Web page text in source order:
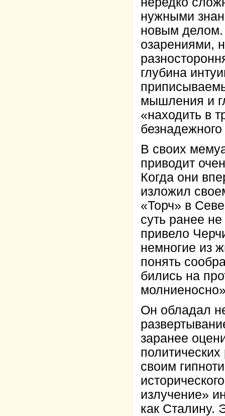
нужными
новым делом.
озарениями,
глубина
мышления и
«находить в
В своих
приводит
Когда они
изложил
«Торч» в
суть ранее
привело
немногие из
понять
бились на
Он обладал
заранее
своим
излучение»
как Сталину.